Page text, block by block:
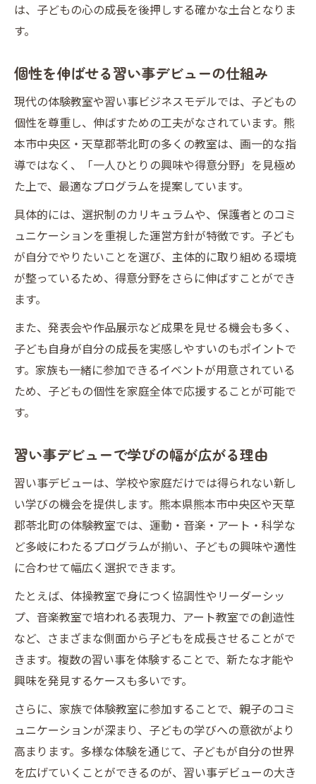
は、子どもの心の成長を後押しする確かな土台となりま
す。
個性を伸ばせる習い事デビューの仕組み
現代の体験教室や習い事ビジネスモデルでは、子どもの
個性を尊重し、伸ばすための工夫がなされています。熊
本市中央区・天草郡苓北町の多くの教室は、画一的な指
導ではなく、「一人ひとりの興味や得意分野」を見極め
た上で、最適なプログラムを提案しています。
具体的には、選択制のカリキュラムや、保護者とのコミ
ュニケーションを重視した運営方針が特徴です。子ども
が自分でやりたいことを選び、主体的に取り組める環境
が整っているため、得意分野をさらに伸ばすことができ
ます。
また、発表会や作品展示など成果を見せる機会も多く、
子ども自身が自分の成長を実感しやすいのもポイントで
す。家族も一緒に参加できるイベントが用意されている
ため、子どもの個性を家庭全体で応援することが可能で
す。
習い事デビューで学びの幅が広がる理由
習い事デビューは、学校や家庭だけでは得られない新し
い学びの機会を提供します。熊本県熊本市中央区や天草
郡苓北町の体験教室では、運動・音楽・アート・科学な
ど多岐にわたるプログラムが揃い、子どもの興味や適性
に合わせて幅広く選択できます。
たとえば、体操教室で身につく協調性やリーダーシッ
プ、音楽教室で培われる表現力、アート教室での創造性
など、さまざまな側面から子どもを成長させることがで
きます。複数の習い事を体験することで、新たな才能や
興味を発見するケースも多いです。
さらに、家族で体験教室に参加することで、親子のコミ
ュニケーションが深まり、子どもの学びへの意欲がより
高まります。多様な体験を通じて、子どもが自分の世界
を広げていくことができるのが、習い事デビューの大き